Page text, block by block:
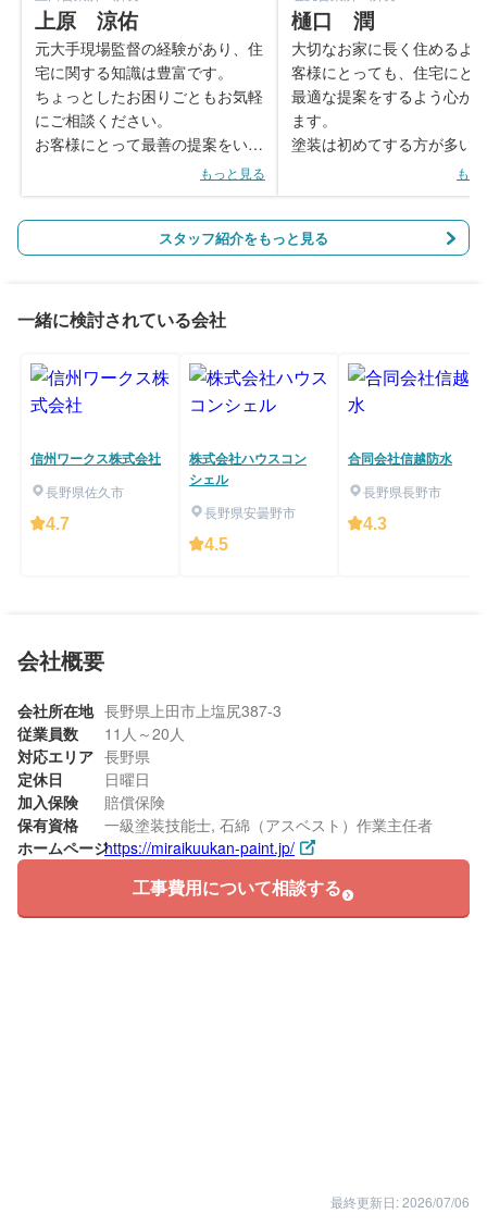
上原 涼佑
元大手現場監督の経験があり、住
宅に関する知識は豊富です。
ちょっとしたお困りごともお気軽
にご相談ください。
お客様にとって最善の提案をいた
もっと見る
樋口 潤
大切なお家に長く住めるよ
客様にとっても、住宅にと
最適な提案をするよう心が
ます。
塗装は初めてする方が多い
ので、心配事・不安が無い
しっかり説明し納得して頂
で行って頂きたいと思って
も
スタッフ紹介をもっと見る
一緒に検討されている会社
信州ワークス株式会社
長野県佐久市
4.7
株式会社ハウスコン
シェル
長野県安曇野市
4.5
合同会社信越防水
長野県長野市
4.3
会社概要
会社所在地 長野県上田市上塩尻387-3
従業員数
11人～20人
対応エリア 長野県
定休日
日曜日
加入保険
賠償保険
保有資格
一級塗装技能士, 石綿（アスベスト）作業主任者
ホームページhttps://miraikuukan-paint.jp/
工事費用について相談する
最終更新日: 2026/07/06